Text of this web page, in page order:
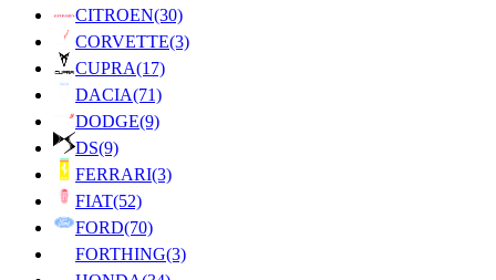
CITROEN(30)
CORVETTE(3)
CUPRA(17)
DACIA(71)
DODGE(9)
DS(9)
FERRARI(3)
FIAT(52)
FORD(70)
FORTHING(3)